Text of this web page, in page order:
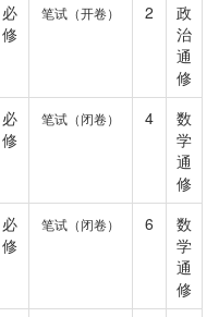
必
修
笔试（开卷） 2
政
治
通
修
必
修
笔试（闭卷） 4
数
学
通
修
必
修
笔试（闭卷） 6
数
学
通
修